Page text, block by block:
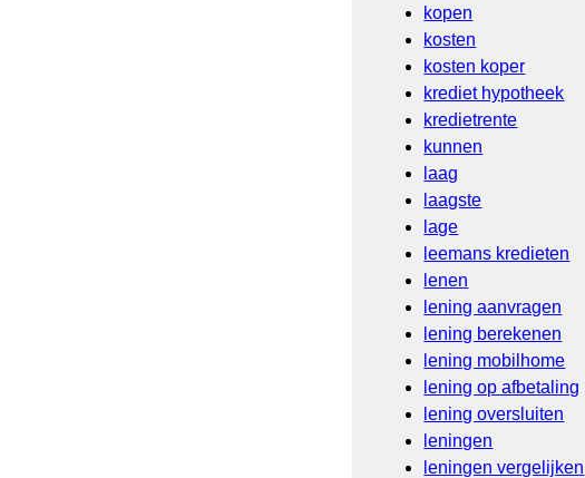
kopen
kosten
kosten koper
krediet hypotheek
kredietrente
kunnen
laag
laagste
lage
leemans kredieten
lenen
lening aanvragen
lening berekenen
lening mobilhome
lening op afbetaling
lening oversluiten
leningen
leningen vergelijken